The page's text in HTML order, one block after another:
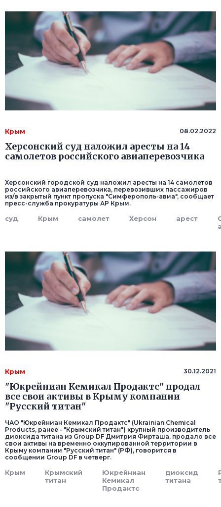
Крым 08.02.2022
Херсонский суд наложил аресты на 14
самолетов российского авиаперевозчика
Херсонский городской суд наложил аресты на 14 самолетов
российского авиаперевозчика, перевозивших пассажиров
из/в закрытый пункт пропуска "Симферополь-авиа", сообщает
пресс-служба прокуратуры АР Крым.
суд Крым самолет Херсон арест
Крым 30.12.2021
"Юкрейниан Кемикал Продактс" продал
все свои активы в Крыму компании
"Русский титан"
ЧАО "Юкрейниан Кемикал Продактс" (Ukrainian Chemical
Products, ранее - "Крымский титан") крупный производитель
диоксида титана из Group DF Дмитрия Фирташа, продало все
свои активы на временно оккупированной территории в
Крыму компании "Русский титан" (РФ), говорится в
сообщении Group DF в четверг.
Крым
Крымский
титан
Юкрейниан
Кемикал
Продактс
диоксид
титана